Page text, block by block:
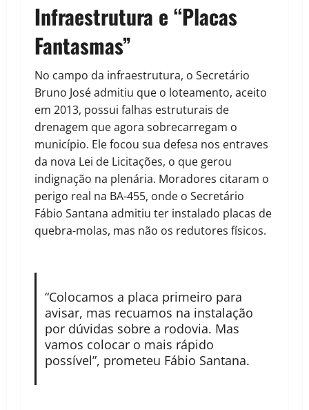
Infraestrutura e “Placas
Fantasmas”
No campo da infraestrutura, o Secretário
Bruno José admitiu que o loteamento, aceito
em 2013, possui falhas estruturais de
drenagem que agora sobrecarregam o
município. Ele focou sua defesa nos entraves
da nova Lei de Licitações, o que gerou
indignação na plenária. Moradores citaram o
perigo real na BA-455, onde o Secretário
Fábio Santana admitiu ter instalado placas de
quebra-molas, mas não os redutores físicos.
“Colocamos a placa primeiro para
avisar, mas recuamos na instalação
por dúvidas sobre a rodovia. Mas
vamos colocar o mais rápido
possível”, prometeu Fábio Santana.